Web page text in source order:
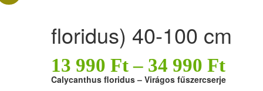
floridus) 40-100 cm
13 990 Ft– 34 990 Ft
Calycanthus floridus – Virágos fűszercserje